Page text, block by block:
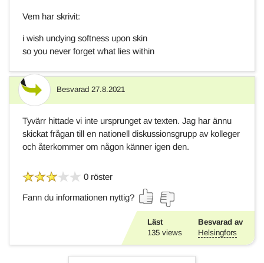
Vem har skrivit:
i wish undying softness upon skin
so you never forget what lies within
Svar Besvarad 27.8.2021
Tyvärr hittade vi inte ursprunget av texten. Jag har ännu
skickat frågan till en nationell diskussionsgrupp av kolleger
och återkommer om någon känner igen den.
0 röster
Fann du informationen nyttig?
Läst
135 views
Besvarad av
Helsingfors